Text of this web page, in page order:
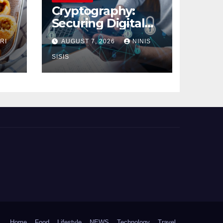
Cryptography:
Securing Digital
Communication
AUGUST 7, 2026 NINIS
SISIS